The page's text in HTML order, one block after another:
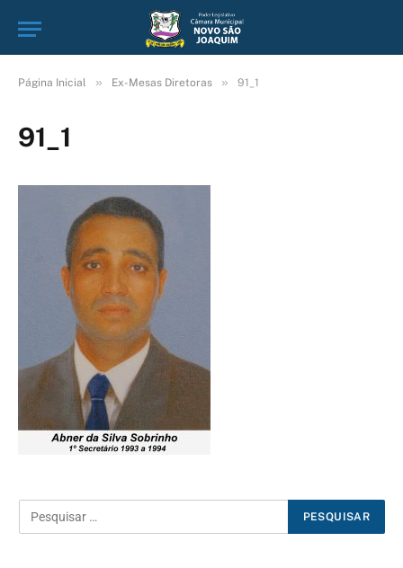
Página Inicial » Ex-Mesas Diretoras » 91_1
91_1